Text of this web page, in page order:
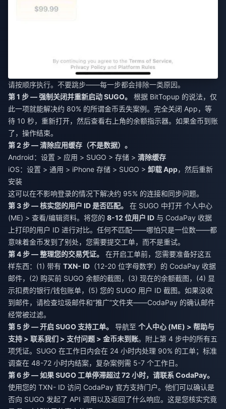
请按顺序执行。不要跳步——每一步都会排除一类原因。
第 1 步 — 强制关闭并重新启动 SUGO。
根据 BitTopup 的说法，仅
此一项就能解决约 80% 的所谓金币丢失案例。完全关闭 App，等
待 10 秒，重新打开，然后查看右上角的余额指示器。如果金币到账
了，操作结束。
第 2 步 — 清除应用缓存（不是数据）。
Android：设置 > 应用 > SUGO > 存储 > 清除缓存
iOS：设置 > 通用 > iPhone 存储 > SUGO > 卸载 App，然后重新
安装
这可以在不影响登录的情况下解决约 95% 的连接和同步问题。
第 3 步 — 核实您的用户 ID 是否匹配。
在 SUGO 中打开 个人中心
(ME) > 查看/编辑资料。将您的 8-12 位用户 ID 与 CodaPay 收据
上打印的用户 ID 进行对比。任何不匹配——哪怕只是一位数——都
意味着金币发到了别处，您需要提交工单，而不是重试。
第 4 步 — 整理您的交易凭证。
在开启工单前，您需要准备好这五
样东西：(1) 带有 TXN- ID （12-20 位字母数字）的 CodaPay 收据
邮件，(2) 购买前 SUGO 余额的截图，(3) 现在的余额截图，(4) 显
示扣费的银行/钱包账单，(5) 您的 SUGO 用户 ID 截图。如果没收
到邮件，请检查垃圾邮件和“推广”文件夹——CodaPay 的确认邮件
经常被过滤。
第 5 步 — 开启 SUGO 支持工单。
导航至 个人中心 (ME) > 帮助与
支持 > 联系我们 > 支付问题 > 金币未到账。附上第 4 步中的所有五
项凭证。SUGO 在工作日内会在 24 小时内处理 90% 的工单；标准
调查在 48-72 小时内结案，复杂案例需 5-7 个工作日。
第 6 步 — 如果 SUGO 工单停滞超过 72 小时，请联系 CodaPay。
使用您的 TXN- ID 访问 CodaPay 官方支持门户。他们可以确认是
否向 SUGO 发起了 API 调用以及返回了什么响应。这是您核实究竟